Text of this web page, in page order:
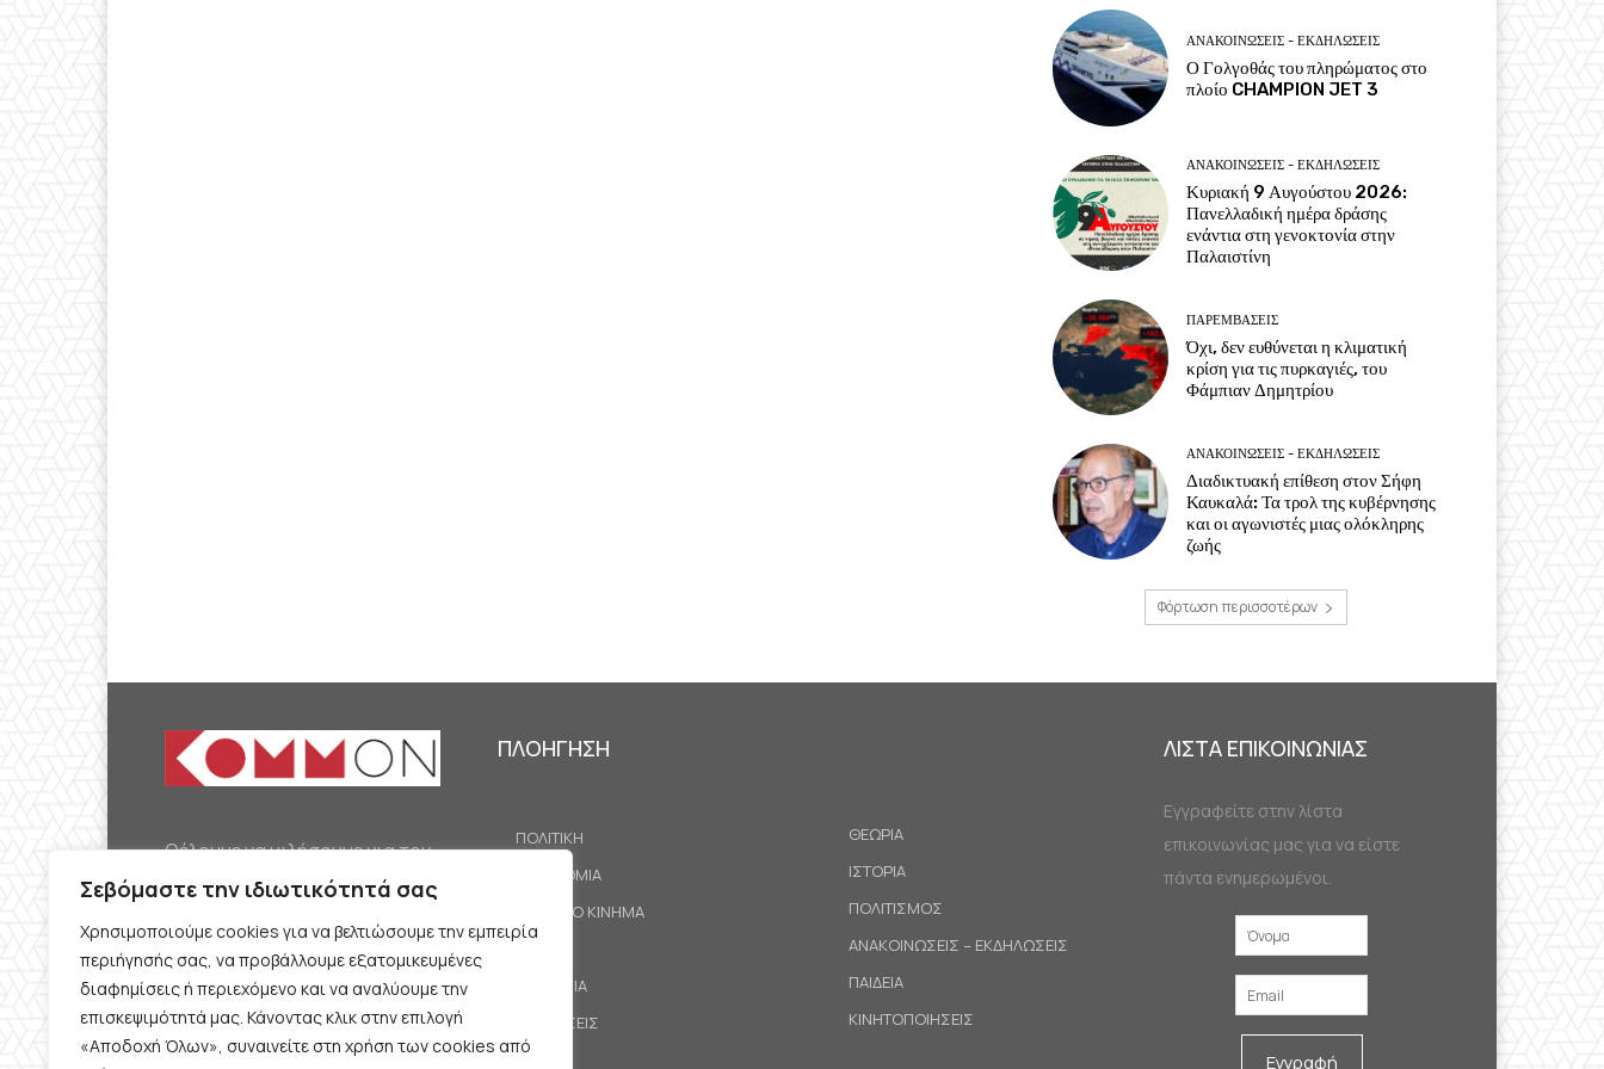
Σεβόμαστε την ιδιωτικότητά σας
Χρησιμοποιούμε cookies για να βελτιώσουμε την εμπειρία
περιήγησής σας, να προβάλλουμε εξατομικευμένες
διαφημίσεις ή περιεχόμενο και να αναλύουμε την
επισκεψιμότητά μας. Κάνοντας κλικ στην επιλογή
«Αποδοχή Όλων», συναινείτε στη χρήση των cookies από
ΑΝΑΚΟΙΝΩΣΕΙΣ - ΕΚΔΗΛΩΣΕΙΣ
Ο Γολγοθάς του πληρώματος στο
πλοίο CHAMPION JET 3
ΑΝΑΚΟΙΝΩΣΕΙΣ - ΕΚΔΗΛΩΣΕΙΣ
Κυριακή 9 Αυγούστου 2026:
Πανελλαδική ημέρα δράσης
ενάντια στη γενοκτονία στην
Παλαιστίνη
ΠΑΡΕΜΒΑΣΕΙΣ
Όχι, δεν ευθύνεται η κλιματική
κρίση για τις πυρκαγιές, του
Φάμπιαν Δημητρίου
ΑΝΑΚΟΙΝΩΣΕΙΣ - ΕΚΔΗΛΩΣΕΙΣ
Διαδικτυακή επίθεση στον Σήφη
Καυκαλά: Τα τρολ της κυβέρνησης
και οι αγωνιστές μιας ολόκληρης
ζωής
Φόρτωση περισσοτέρων
Θέλουμε να μιλήσουμε για τον
κομμουνισμό της εποχής μας,
την αναγκαία αλλά όχι
δεδομένη προοπτική.
Θέλουμε να μιλήσουμε
ταυτόχρονα για την
καθημερινή επιβίωση και τον
ΠΛΟΗΓΗΣΗ
ΠΟΛΙΤΙΚΗ
ΟΙΚΟΝΟΜΙΑ
ΕΡΓΑΤΙΚΟ ΚΙΝΗΜΑ
ΚΟΙΝΩΝΙΑ
ΠΡΟΤΑΣΕΙΣ
ΘΕΩΡΙΑ
ΙΣΤΟΡΙΑ
ΠΟΛΙΤΙΣΜΟΣ
ΑΝΑΚΟΙΝΩΣΕΙΣ – ΕΚΔΗΛΩΣΕΙΣ
ΠΑΙΔΕΙΑ
ΚΙΝΗΤΟΠΟΙΗΣΕΙΣ
ΛΙΣΤΑ ΕΠΙΚΟΙΝΩΝΙΑΣ
Εγγραφείτε στην λίστα
επικοινωνίας μας για να είστε
πάντα ενημερωμένοι.
Εγγραφή